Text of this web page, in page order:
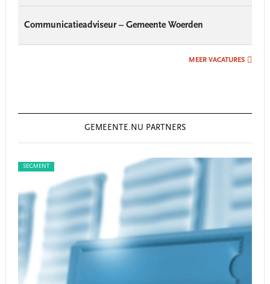
Communicatieadviseur – Gemeente Woerden
MEER VACATURES
GEMEENTE.NU PARTNERS
SEGMENT